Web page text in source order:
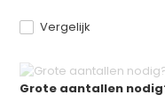
Vergelijk
Grote aantallen